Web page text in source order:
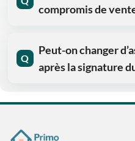
compromis de
Q
Peut-on changer
après la signature